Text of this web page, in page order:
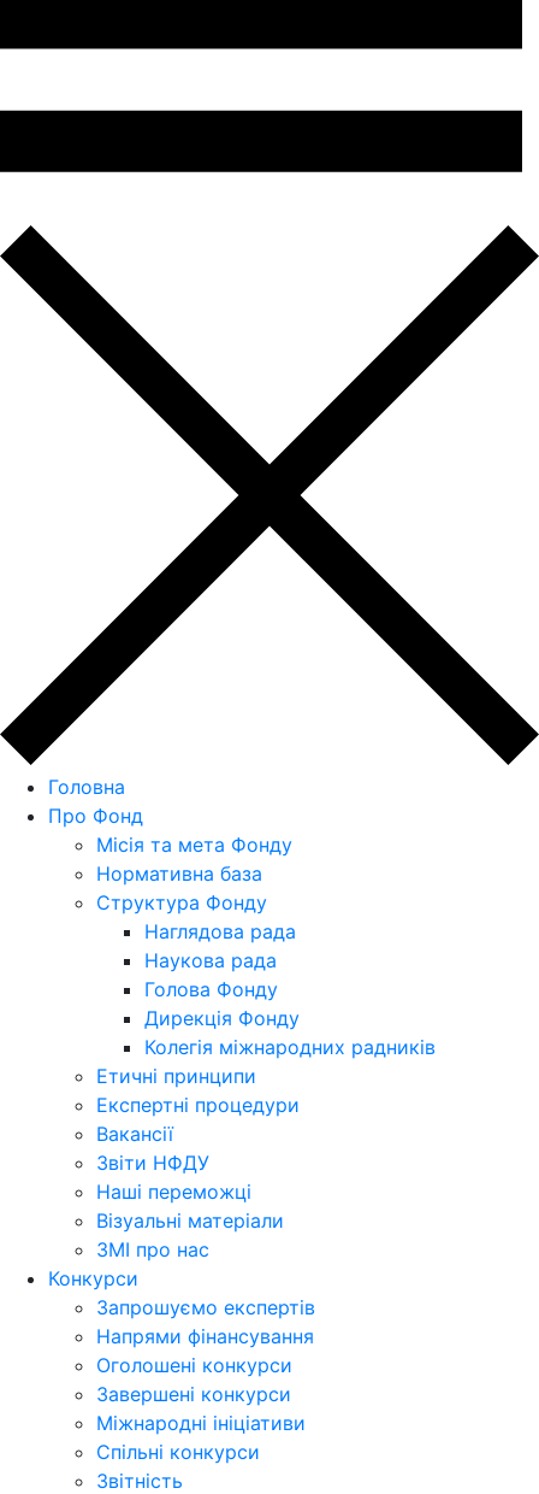
Головна
Про Фонд
Місія та мета Фонду
Нормативна база
Структура Фонду
Наглядова рада
Наукова рада
Голова Фонду
Дирекція Фонду
Колегія міжнародних радників
Етичні принципи
Експертні процедури
Вакансії
Звіти НФДУ
Наші переможці
Візуальні матеріали
ЗМІ про нас
Конкурси
Запрошуємо експертів
Напрями фінансування
Оголошені конкурси
Завершені конкурси
Міжнародні ініціативи
Спільні конкурси
Звітність